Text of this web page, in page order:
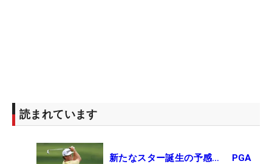
読まれています
新たなスター誕生の予感… PGA